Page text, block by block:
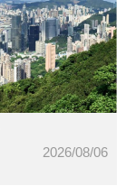
2026/08/06